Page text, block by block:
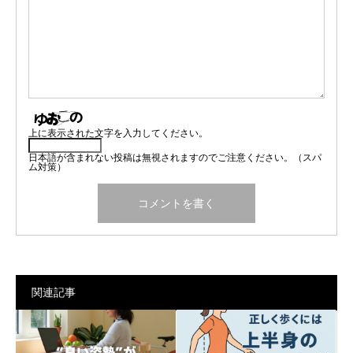
上に表示された文字を入力してください。
日本語が含まれない投稿は無視されますのでご注意ください。（スパ
ム対策）
関連記事